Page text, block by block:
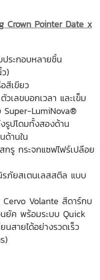
Crown Pointer Date x
ระกอบหลายชิ้น
)
สีเขียว
เลขบอกเวลา และเข็ม
Super-LumiNova®
รูปโดมทั้งสองด้าน
ด้านใน
รู กระจกแซฟไฟร์เปลือย
รภัยสเตนเลสสตีล แบบ
Volante สีดาร์กบ
ยัค พร้อมระบบ Quick
นสายได้อย่างรวดเร็ว
)